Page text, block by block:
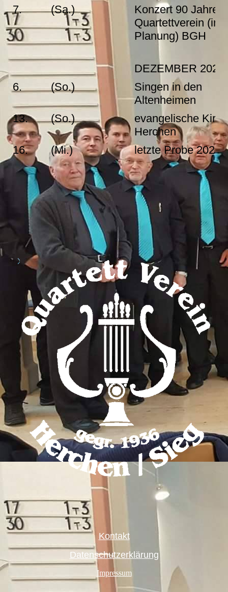
7.
(Sa.)
Konzert 90 Jahre
Quartettverein (in
Planung) BGH
DEZEMBER 2026
6.
(So.)
Singen in den
Altenheimen
13.
(So.)
evangelische
Herchen
16.
(Mi.) letzte Probe 2026
Kontakt
Datenschutzerklärung
Impressum